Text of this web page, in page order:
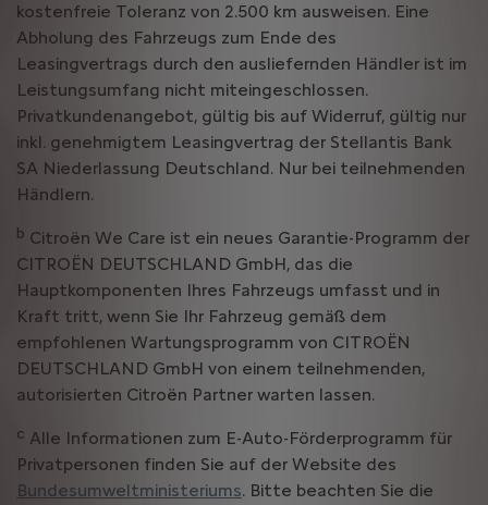
kostenfreie Toleranz von 2.500 km ausweisen. Eine
Abholung des Fahrzeugs zum Ende des
Leasingvertrags durch den ausliefernden Händler ist im
Leistungsumfang nicht miteingeschlossen.
Privatkundenangebot, gültig bis auf Widerruf, gültig nur
inkl. genehmigtem Leasingvertrag der Stellantis Bank
SA Niederlassung Deutschland. Nur bei teilnehmenden
Händlern.
b Citroën We Care ist ein neues Garantie-Programm der
CITROËN DEUTSCHLAND GmbH, das die
Hauptkomponenten Ihres Fahrzeugs umfasst und in
Kraft tritt, wenn Sie Ihr Fahrzeug gemäß dem
empfohlenen Wartungsprogramm von CITROËN
DEUTSCHLAND GmbH von einem teilnehmenden,
autorisierten Citroën Partner warten lassen.
c Alle Informationen zum E-Auto-Förderprogramm für
Privatpersonen finden Sie auf der Website des
Bundesumweltministeriums. Bitte beachten Sie die